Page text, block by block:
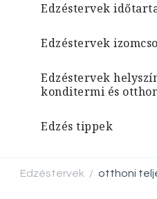
Edzéstervek
Edzéstervek
Edzéstervek
konditermi és
Edzés tippek
Edzéstervek / otthoni